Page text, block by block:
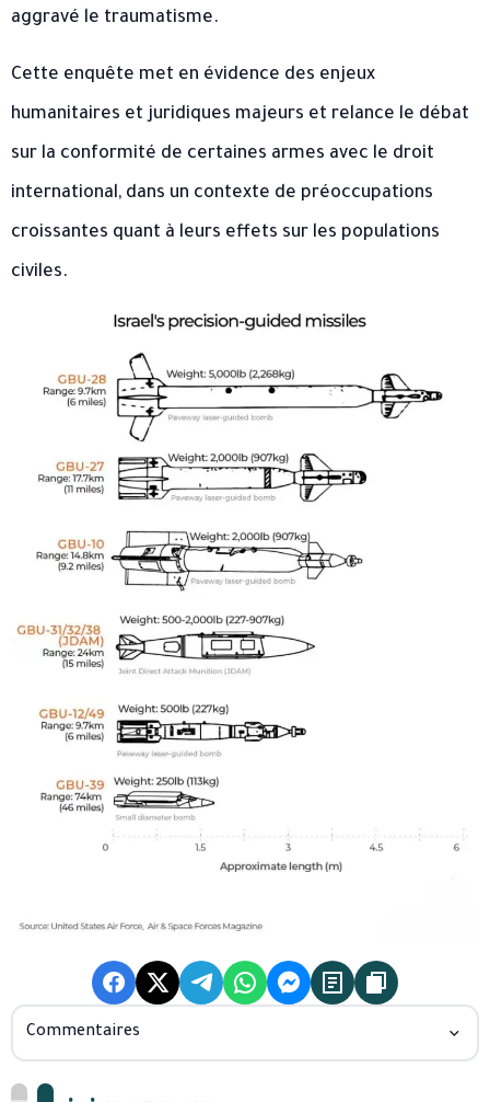
aggravé le traumatisme.
Cette enquête met en évidence des enjeux
humanitaires et juridiques majeurs et relance le débat
sur la conformité de certaines armes avec le droit
international, dans un contexte de préoccupations
croissantes quant à leurs effets sur les populations
civiles.
Commentaires